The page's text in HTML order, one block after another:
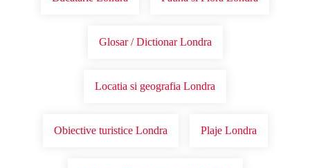
Glosar / Dictionar Londra
Locatia si geografia Londra
Obiective turistice Londra Plaje Londra